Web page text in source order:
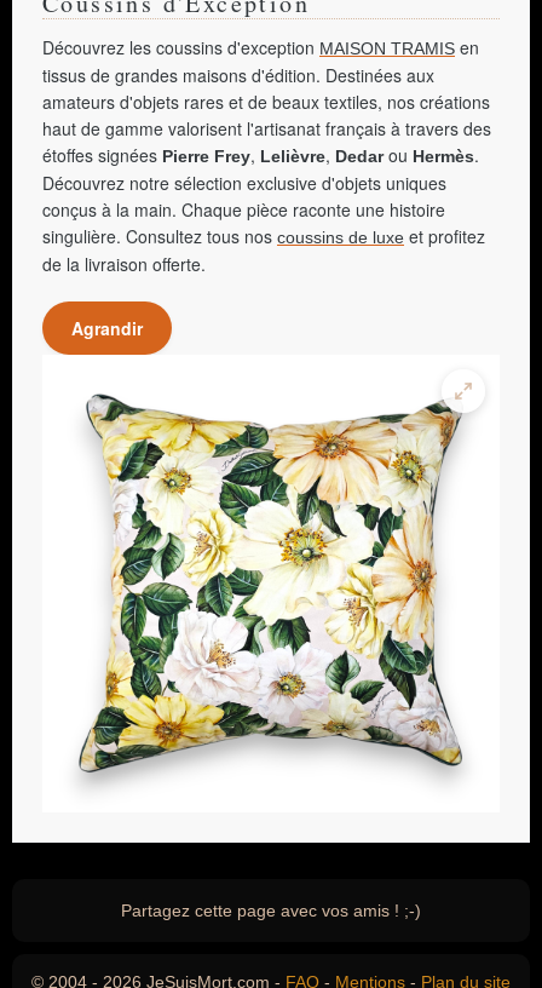
Découvrez les coussins d'exception MAISON TRAMIS en
tissus de grandes maisons d'édition. Destinées aux
amateurs d'objets rares et de beaux textiles, nos créations
haut de gamme valorisent l'artisanat français à travers des
étoffes signées Pierre Frey, Lelièvre, Dedarou Hermès.
Découvrez notre sélection exclusive d'objets uniques
conçus à la main. Chaque pièce raconte une histoire
singulière. Consultez tous nos coussins de luxe et profitez
de la livraison offerte.
Agrandir
Partagez cette page avec vos amis ! ;-)
© 2004 - 2026 JeSuisMort.com - FAQ - Mentions - Plan du site